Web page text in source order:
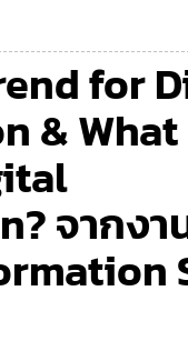
for
& What
จากงา